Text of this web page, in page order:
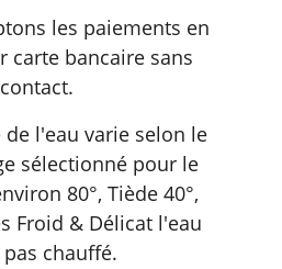
les paiements en
carte bancaire sans
contact.
l'eau varie selon le
sélectionné pour le
80°, Tiède 40°,
Froid & Délicat l'eau
chauffé.